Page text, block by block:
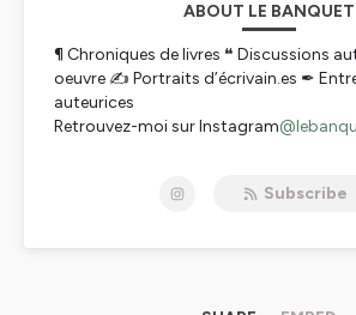
ABOUT LE BANQUET
¶ Chroniques de livres ❝ Discussions
oeuvre ✍ Portraits d’écrivain.es ✒
auteurices
Retrouvez-moi sur Instagram
Subscribe